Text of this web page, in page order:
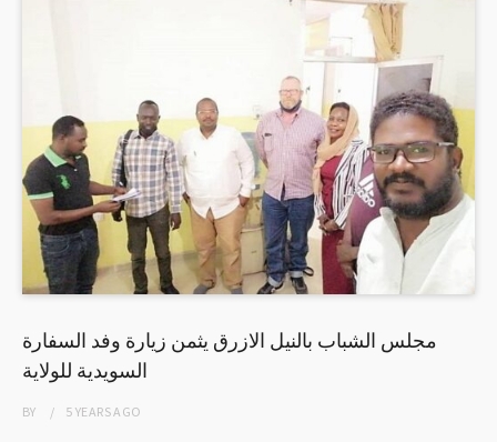
مجلس الشباب بالنيل الازرق يثمن زيارة وفد السفارة
السويدية للولاية
BY 5 YEARSAGO